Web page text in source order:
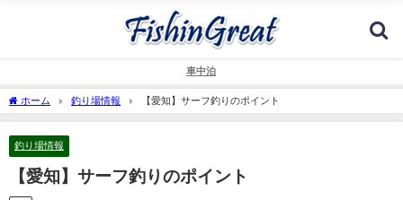
車中泊
ホーム 釣り場情報 【愛知】サーフ釣りのポイント
釣り場情報
【愛知】サーフ釣りのポイント